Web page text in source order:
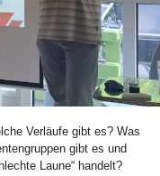
Verläufe gibt es? Was
gibt es und
Laune“ handelt?